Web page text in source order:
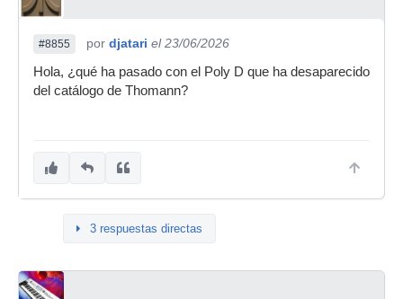
#8855 por djatari el 23/06/2026
Hola, ¿qué ha pasado con el Poly D que ha desaparecido
del catálogo de Thomann?
3 respuestas directas